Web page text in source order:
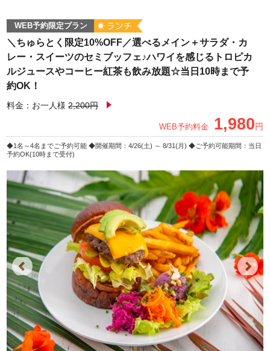
WEB予約限定プラン
＼ちゅらとく限定10%OFF／選べるメイン＋サラダ・カ
レー・スイーツのセミブッフェ♪ハワイを感じるトロピカ
ルジュースやコーヒー紅茶も飲み放題☆当日10時まで予
約OK！
料金：お一人様 2,200円
WEB予約料金 1,980円
1名～4名までご予約可能 開催期間：4/26(土) ～ 8/31(月)
ご予約可能期間：当日
予約OK(10時まで受付)
Previous Next